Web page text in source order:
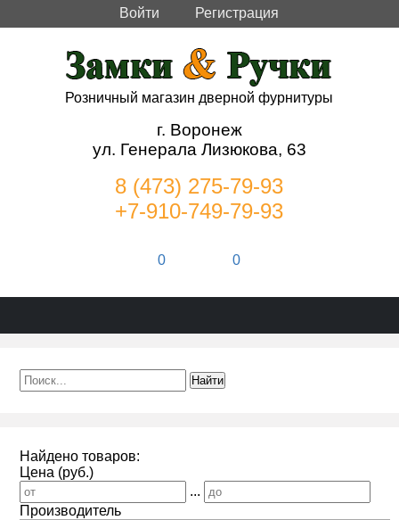
Войти Регистрация
Розничный магазин дверной фурнитуры
г. Воронеж
ул. Генерала Лизюкова, 63
8 (473) 275-79-93
+7-910-749-79-93
0 0
Найдено товаров:
Цена (руб.)
...
Производитель